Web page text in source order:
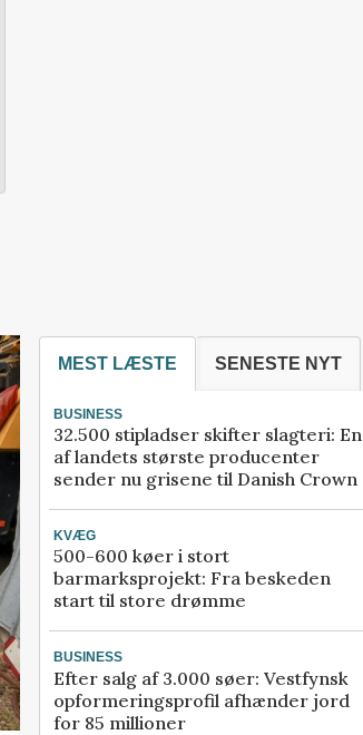
MEST LÆSTE SENESTE NYT
BUSINESS
32.500 stipladser skifter slagteri: En
af landets største producenter
sender nu grisene til Danish Crown
KVÆG
500-600 køer i stort
barmarksprojekt: Fra beskeden
start til store drømme
BUSINESS
Efter salg af 3.000 søer: Vestfynsk
opformeringsprofil afhænder jord
for 85 millioner